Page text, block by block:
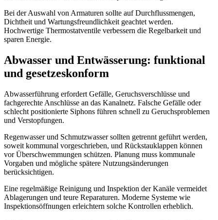
Bei der Auswahl von Armaturen sollte auf Durchflussmengen,
Dichtheit und Wartungsfreundlichkeit geachtet werden.
Hochwertige Thermostatventile verbessern die Regelbarkeit und
sparen Energie.
Abwasser und Entwässerung: funktional
und gesetzeskonform
Abwasserführung erfordert Gefälle, Geruchsverschlüsse und
fachgerechte Anschlüsse an das Kanalnetz. Falsche Gefälle oder
schlecht positionierte Siphons führen schnell zu Geruchsproblemen
und Verstopfungen.
Regenwasser und Schmutzwasser sollten getrennt geführt werden,
soweit kommunal vorgeschrieben, und Rückstauklappen können
vor Überschwemmungen schützen. Planung muss kommunale
Vorgaben und mögliche spätere Nutzungsänderungen
berücksichtigen.
Eine regelmäßige Reinigung und Inspektion der Kanäle vermeidet
Ablagerungen und teure Reparaturen. Moderne Systeme wie
Inspektionsöffnungen erleichtern solche Kontrollen erheblich.